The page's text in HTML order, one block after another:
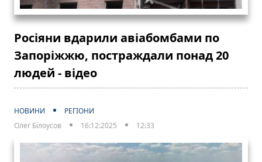
Росіяни вдарили авіабомбами по
Запоріжжю, постраждали понад 20
людей - відео
НОВИНИ
РЕГІОНИ
Олег Білоусов
16:12:2025 12:33